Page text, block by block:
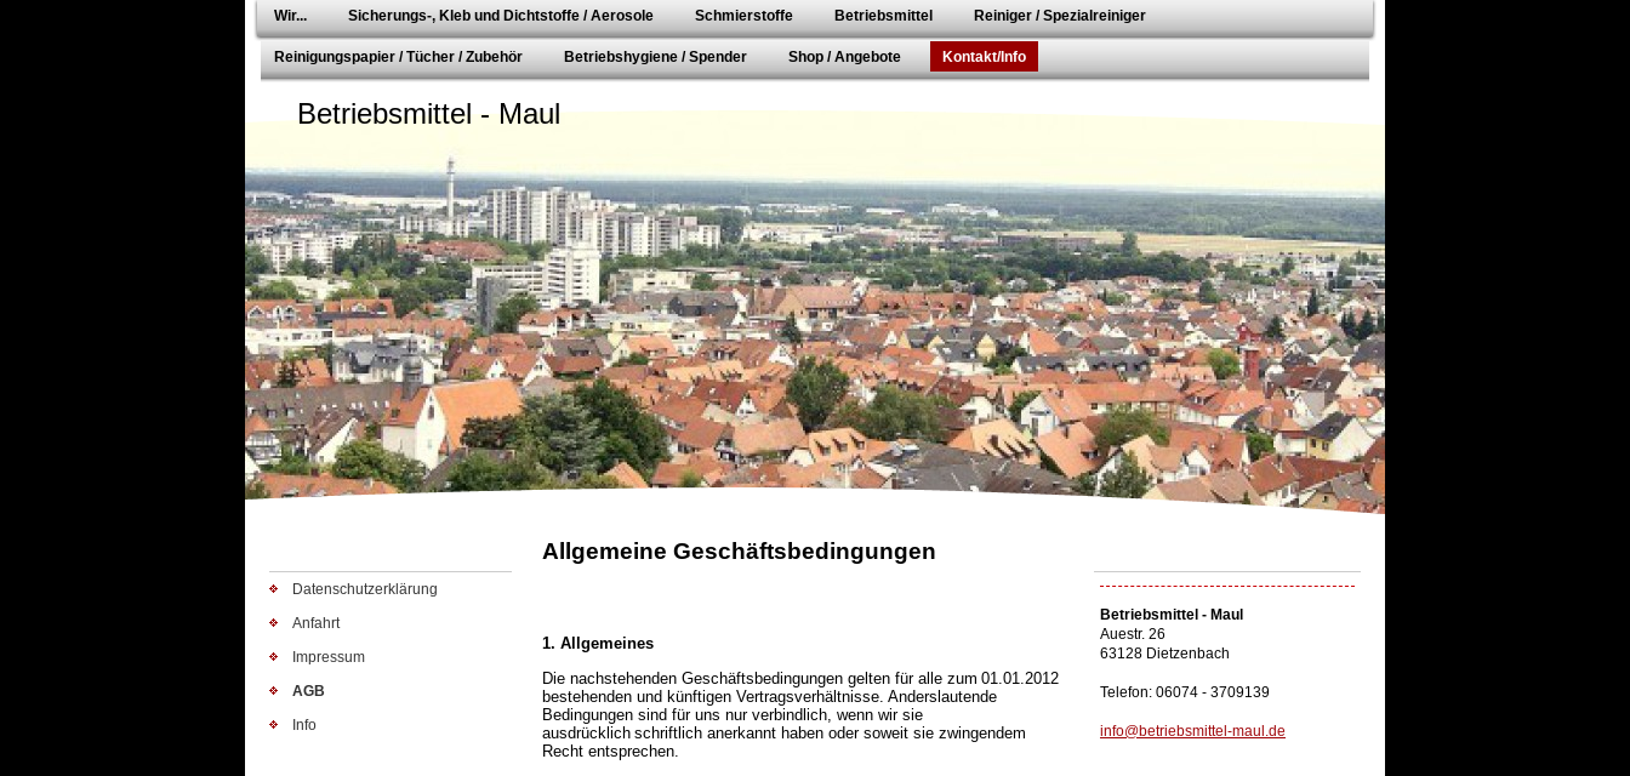
Wir... Sicherungs-, Kleb und Dichtstoffe / Aerosole Schmierstoffe Betriebsmittel Reiniger / Spezialreiniger
Reinigungspapier / Tücher / Zubehör Betriebshygiene / Spender Shop / Angebote Kontakt/Info
Betriebsmittel - Maul
Datenschutzerklärung
Anfahrt
Impressum
AGB
Info
Allgemeine Geschäftsbedingungen
1. Allgemeines
Die nachstehenden Geschäftsbedingungen gelten für alle zum 01.01.2012
bestehenden und künftigen Vertragsverhältnisse. Anderslautende
Bedingungen sind für uns nur verbindlich, wenn wir sie
ausdrücklich schriftlich anerkannt haben oder soweit sie zwingendem
Recht entsprechen.
Betriebsmittel - Maul
Auestr. 26
63128 Dietzenbach
Telefon: 06074 - 3709139
info@betriebsmittel-maul.de